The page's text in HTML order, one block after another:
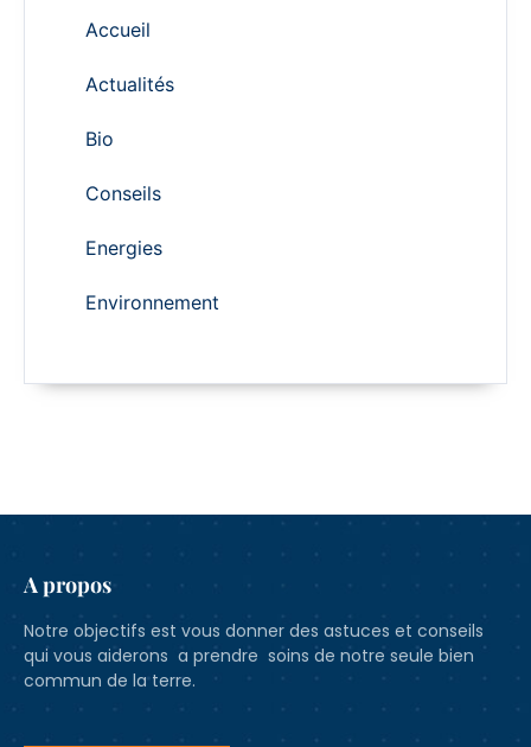
Accueil
Actualités
Bio
Conseils
Energies
Environnement
A propos
Notre objectifs est vous donner des astuces et conseils
qui vous aiderons a prendre soins de notre seule bien
commun de la terre.